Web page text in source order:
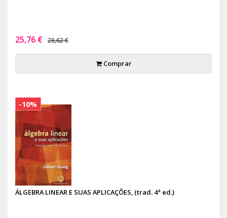
25,76 € 28,62 €
Comprar
ÁLGEBRA LINEAR E SUAS APLICAÇÕES, (trad. 4ª ed.)
-10%